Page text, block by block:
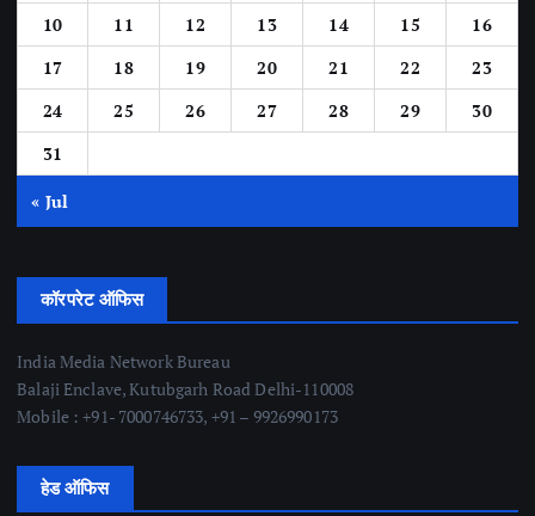
10
11 12 13 14 15
16
17
18 19 20 21 22
23
24
25 26 27 28 29
30
31
« Jul
कॉरपरेट ऑफिस
India Media Network Bureau
Balaji Enclave, Kutubgarh Road Delhi-110008
Mobile : +91- 7000746733, +91 – 9926990173
हेड ऑफिस